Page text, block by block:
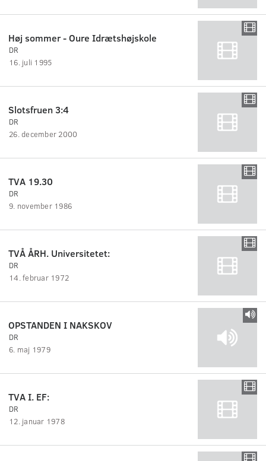
Høj sommer - Oure Idrætshøjskole
DR
16. juli 1995
Slotsfruen 3:4
DR
26. december 2000
TVA 19.30
DR
9. november 1986
TVÅ ÅRH. Universitetet:
DR
14. februar 1972
OPSTANDEN I NAKSKOV
DR
6. maj 1979
TVA I. EF:
DR
12. januar 1978